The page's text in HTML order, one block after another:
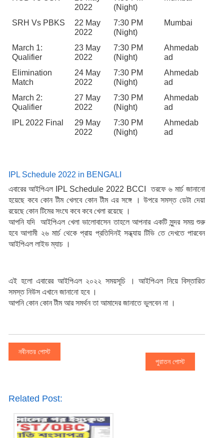
2022
(Night)
SRH Vs PBKS
22 May
2022
7:30 PM
(Night)
Mumbai
March 1:
Qualifier
23 May
2022
7:30 PM
(Night)
Ahmedab
ad
Elimination
Match
24 May
2022
7:30 PM
(Night)
Ahmedab
ad
March 2:
Qualifier
27 May
2022
7:30 PM
(Night)
Ahmedab
ad
IPL 2022 Final
29 May
2022
7:30 PM
(Night)
Ahmedab
ad
IPL Schedule 2022 in BENGALI
এবারের আইপিএল IPL Schedule 2022 BCCI  তরফে ৬ মার্চ জানানো
হয়েছে কবে কোন টীম খেলবে কোন টীম এর সঙ্গে । উপরে সমস্ত ডেটা দেয়া
রয়েছে কোন টিমের সংঘে কবে কবে খেলা রয়েছে ।
আপনি যদি  আইপিএল খেলা ভালোবাসেন তাহলে আপনার একটি সুন্দর সময় শুরু
হবে আগামী ২৬ মার্চ থেকে প্রায় প্রতিদিনই সন্ধ্যায় টিভি তে দেখতে পারবেন
আইপিএল লাইভ ম্যাচ ।
এই হলো এবারের আইপিএল ২০২২ সময়সূচি । আইপিএল নিয়ে বিস্তারিত
সমস্ত নিউস এখানে জানানো হবে ।
আপনি কোন কোন টীম আর সমর্থন তা আমাদের জানাতে ভুলবেন না ।
নবীনতর পোস্ট
পুরাতন পোস্ট
Related Post: